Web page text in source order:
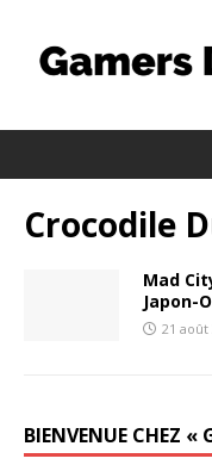
Crocodile
Mad
Japon-
21 août
BIENVENUE CHEZ «